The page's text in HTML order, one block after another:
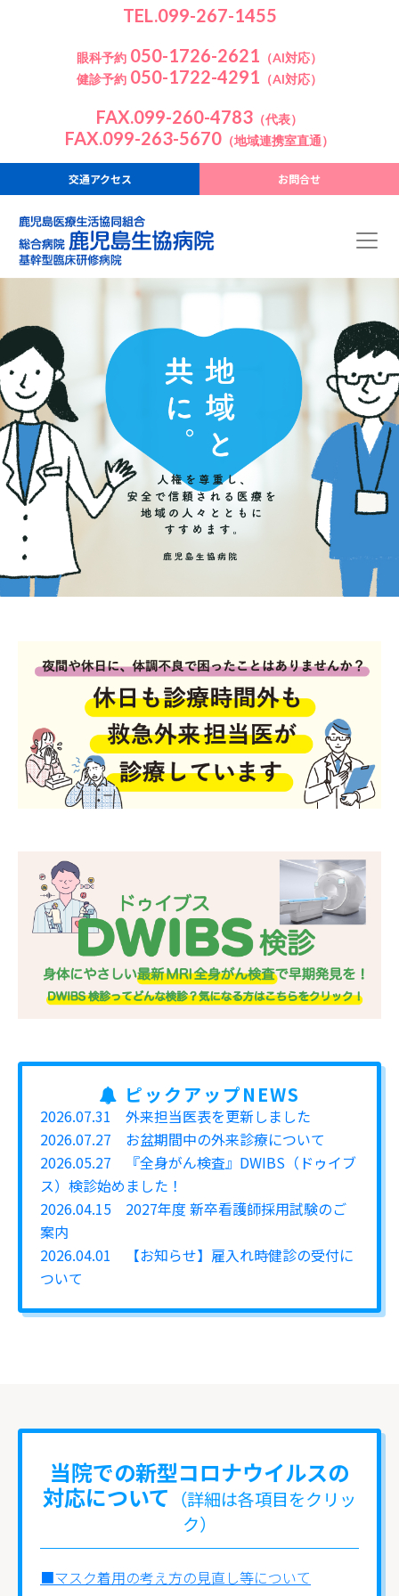
TEL.099-267-1455
眼科予約 050-1726-2621 （AI対応）
健診予約 050-1722-4291 （AI対応）
FAX.099-260-4783 （代表）
FAX.099-263-5670 （地域連携室直通）
交通アクセス お問合せ
ピックアップNEWS
2026.07.31
外来担当医表を更新しました
2026.07.27
お盆期間中の外来診療について
2026.05.27
『全身がん検査』DWIBS（ドゥイブ
ス）検診始めました！
2026.04.15
2027年度 新卒看護師採用試験のご
案内
2026.04.01
【お知らせ】雇入れ時健診の受付に
ついて
当院での新型コロナウイルスの
対応について （詳細は各項目をクリッ
ク）
■マスク着用の考え方の見直し等について